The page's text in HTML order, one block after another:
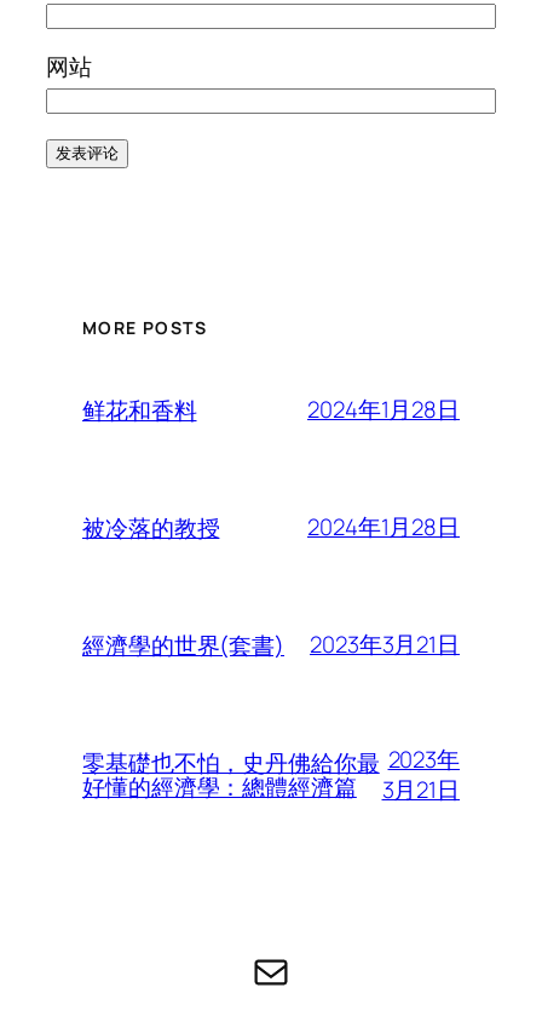
网站
MORE POSTS
鲜花和香料 2024年1月28日
被冷落的教授 2024年1月28日
經濟學的世界(套書) 2023年3月21日
零基礎也不怕，史丹佛給你最
好懂的經濟學：總體經濟篇
2023年
3月21日
电子邮件